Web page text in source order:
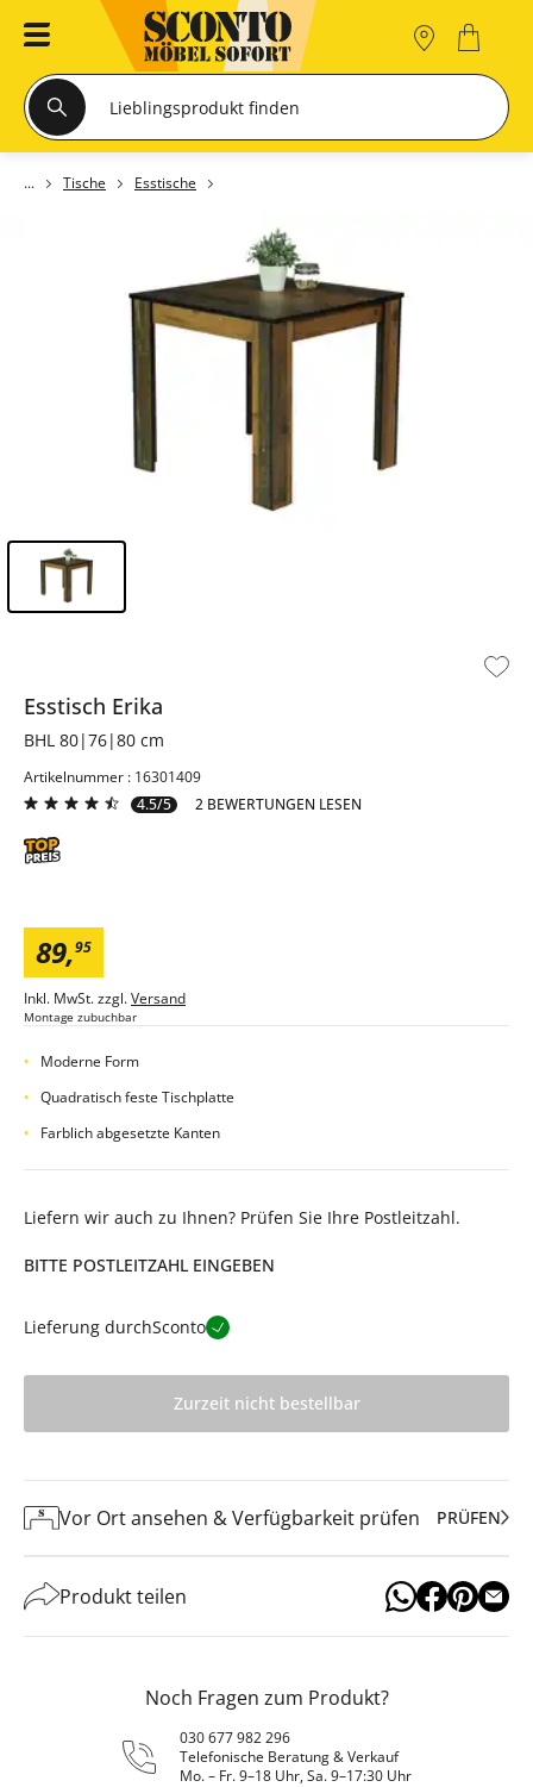
Tische Esstische
Esstisch Erika
BHL 80|76|80 cm
Artikelnummer : 16301409
4.5/5
2 BEWERTUNGEN LESEN
89,95
Inkl. MwSt. zzgl.Versand
Montage zubuchbar
Moderne Form
Quadratisch feste Tischplatte
Farblich abgesetzte Kanten
Liefern wir auch zu Ihnen? Prüfen Sie Ihre Postleitzahl.
BITTE POSTLEITZAHL EINGEBEN
Lieferung durchSconto
Zurzeit nicht bestellbar
Vor Ort ansehen & Verfügbarkeit prüfen PRÜFEN
Produkt teilen
Noch Fragen zum Produkt?
030 677 982 296
Telefonische Beratung & Verkauf
Mo. – Fr. 9–18 Uhr, Sa. 9–17:30 Uhr